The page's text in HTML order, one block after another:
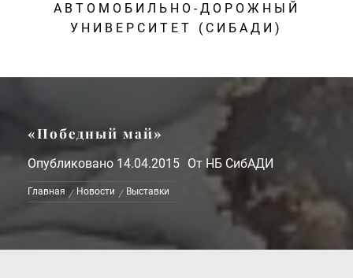
АВТОМОБИЛЬНО-ДОРОЖНЫЙ
УНИВЕРСИТЕТ (СИБАДИ)
«Победный май»
Опубликовано 14.04.2015 От НБ СибАДИ
Главная Новости Выставки